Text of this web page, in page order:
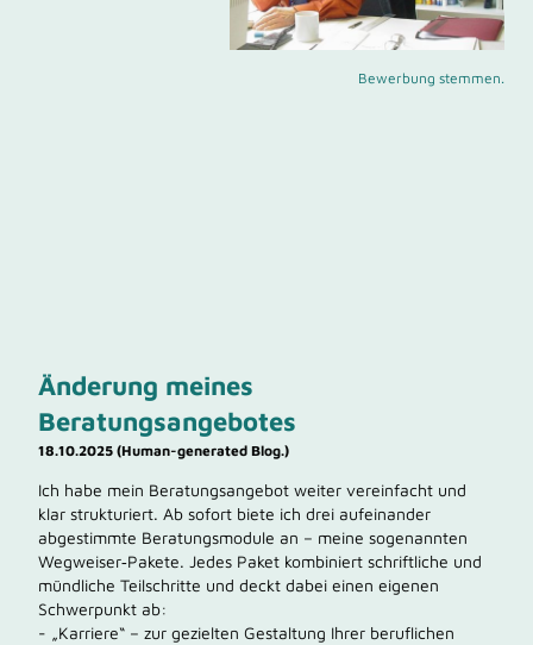
Bewerbung stemmen.
Änderung meines
Beratungsangebotes
18.10.2025 (Human-generated Blog.)
Ich habe mein Beratungsangebot weiter vereinfacht und
klar strukturiert. Ab sofort biete ich drei aufeinander
abgestimmte Beratungsmodule an – meine sogenannten
Wegweiser‑Pakete. Jedes Paket kombiniert schriftliche und
mündliche Teilschritte und deckt dabei einen eigenen
Schwerpunkt ab:
- „Karriere“ – zur gezielten Gestaltung Ihrer beruflichen